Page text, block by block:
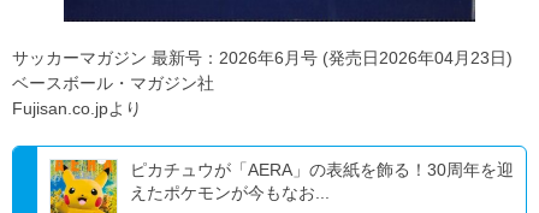
サッカーマガジン 最新号：2026年6月号 (発売日2026年04月23日)
ベースボール・マガジン社
Fujisan.co.jpより
ピカチュウが「AERA」の表紙を飾る！30周年を迎
えたポケモンが今もなお...